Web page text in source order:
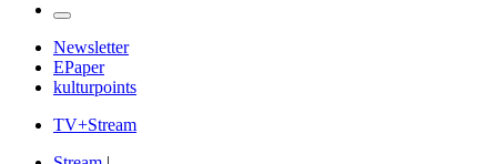
Newsletter
EPaper
kulturpoints
TV+Stream